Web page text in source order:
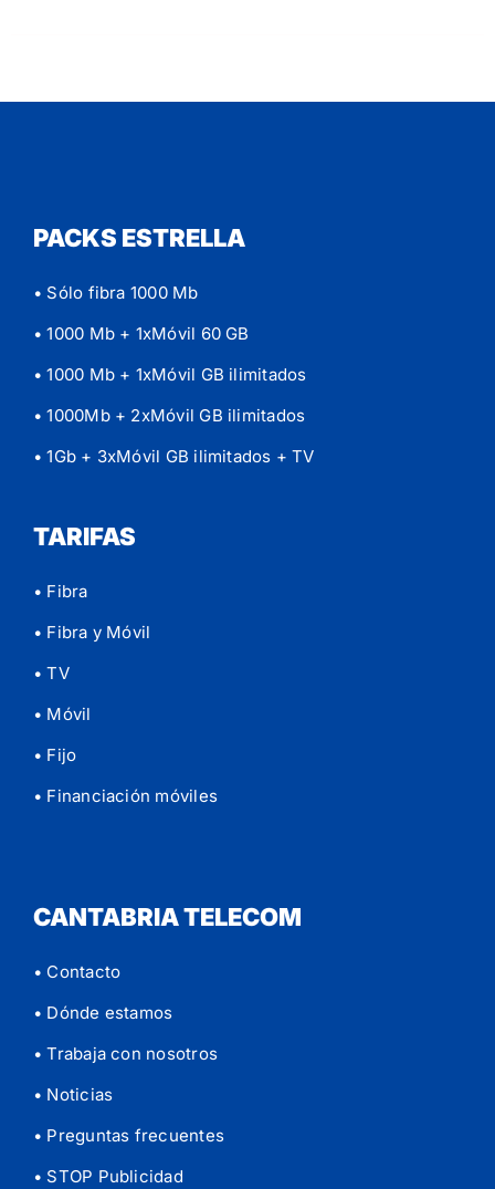
PACKS ESTRELLA
• Sólo fibra 1000 Mb
• 1000 Mb + 1xMóvil 60 GB
• 1000 Mb + 1xMóvil GB ilimitados
• 1000Mb + 2xMóvil GB ilimitados
• 1Gb + 3xMóvil GB ilimitados + TV
TARIFAS
• Fibra
• Fibra y Móvil
• TV
• Móvil
• Fijo
• Financiación móviles
CANTABRIA TELECOM
• Contacto
• Dónde estamos
• Trabaja con nosotros
• Noticias
• Preguntas frecuentes
• STOP Publicidad